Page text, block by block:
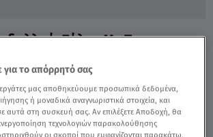
Σάλος Με Το
Ρεβεγιόν - Video
για το απόρρητό σας
μας αποθηκεύουμε προσωπικά δεδομένα,
ή μοναδικά αναγνωριστικά στοιχεία, και
αυτά στη συσκευή σας. Αν επιλέξετε Αποδοχή, θα
τεχνολογιών παρακολούθησης
οι σκοποί που εμφανίζονται παρακάτω,